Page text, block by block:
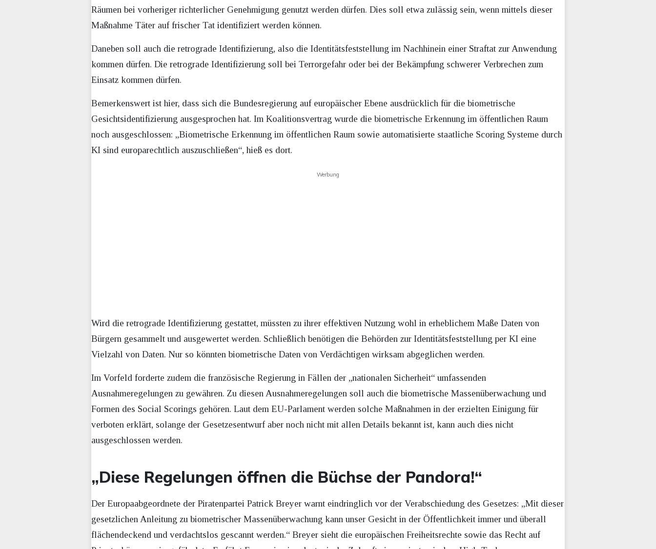
Räumen bei vorheriger richterlicher Genehmigung genutzt werden dürfen. Dies soll etwa zulässig sein, wenn mittels dieser
Maßnahme Täter auf frischer Tat identifiziert werden können.
Daneben soll auch die retrograde Identifizierung, also die Identitätsfeststellung im Nachhinein einer Straftat zur Anwendung
kommen dürfen. Die retrograde Identifizierung soll bei Terrorgefahr oder bei der Bekämpfung schwerer Verbrechen zum
Einsatz kommen dürfen.
Bemerkenswert ist hier, dass sich die Bundesregierung auf europäischer Ebene ausdrücklich für die biometrische
Gesichtsidentifizierung ausgesprochen hat. Im Koalitionsvertrag wurde die biometrische Erkennung im öffentlichen Raum
noch ausgeschlossen: „Biometrische Erkennung im öffentlichen Raum sowie automatisierte staatliche Scoring Systeme durch
KI sind europarechtlich auszuschließen“, hieß es dort.
Werbung
Wird die retrograde Identifizierung gestattet, müssten zu ihrer effektiven Nutzung wohl in erheblichem Maße Daten von
Bürgern gesammelt und ausgewertet werden. Schließlich benötigen die Behörden zur Identitätsfeststellung per KI eine
Vielzahl von Daten. Nur so könnten biometrische Daten von Verdächtigen wirksam abgeglichen werden.
Im Vorfeld forderte zudem die französische Regierung in Fällen der „nationalen Sicherheit“ umfassenden
Ausnahmeregelungen zu gewähren. Zu diesen Ausnahmeregelungen soll auch die biometrische Massenüberwachung und
Formen des Social Scorings gehören. Laut dem EU-Parlament werden solche Maßnahmen in der erzielten Einigung für
verboten erklärt, solange der Gesetzesentwurf aber noch nicht mit allen Details bekannt ist, kann auch dies nicht
ausgeschlossen werden.
„Diese Regelungen öffnen die Büchse der Pandora!“
Der Europaabgeordnete der Piratenpartei Patrick Breyer warnt eindringlich vor der Verabschiedung des Gesetzes: „Mit dieser
gesetzlichen Anleitung zu biometrischer Massenüberwachung kann unser Gesicht in der Öffentlichkeit immer und überall
flächendeckend und verdachtslos gescannt werden.“ Breyer sieht die europäischen Freiheitsrechte sowie das Recht auf